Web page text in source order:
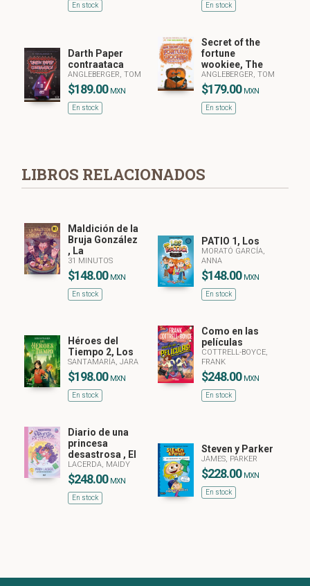
En stock En stock
Darth Paper
contraataca
ANGLEBERGER, TOM
$189.00 MXN
En stock
Secret of the
fortune
wookiee, The
ANGLEBERGER, TOM
$179.00 MXN
En stock
LIBROS RELACIONADOS
Maldición de la
Bruja González
, La
31 MINUTOS
$148.00 MXN
En stock
PATIO 1, Los
MORATÓ GARCÍA,
ANNA
$148.00 MXN
En stock
Héroes del
Tiempo 2, Los
SANTAMARÍA, JARA
$198.00 MXN
En stock
Como en las
películas
COTTRELL-BOYCE,
FRANK
$248.00 MXN
En stock
Diario de una
princesa
desastrosa , El
LACERDA, MAIDY
$248.00 MXN
En stock
Steven y Parker
JAMES, PARKER
$228.00 MXN
En stock